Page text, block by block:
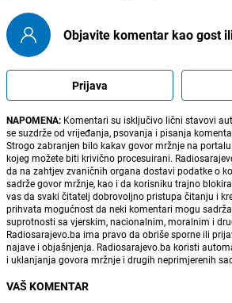
Objavite komentar kao gost
Prijava
NAPOMENA: Komentari su isključivo lični stavovi
se suzdrže od vrijeđanja, psovanja i pisanja
Strogo zabranjen bilo kakav govor mržnje na
kojeg možete biti krivično procesuirani.
da na zahtjev zvaničnih organa dostavi podatke o
sadrže govor mržnje, kao i da korisniku trajno
vas da svaki čitatelj dobrovoljno pristupa čitanju i
prihvata mogućnost da neki komentari mogu
suprotnosti sa vjerskim, nacionalnim, moralnim i
Radiosarajevo.ba ima pravo da obriše sporne ili
najave i objašnjenja. Radiosarajevo.ba koristi
i uklanjanja govora mržnje i drugih neprimjerenih
VAŠ KOMENTAR